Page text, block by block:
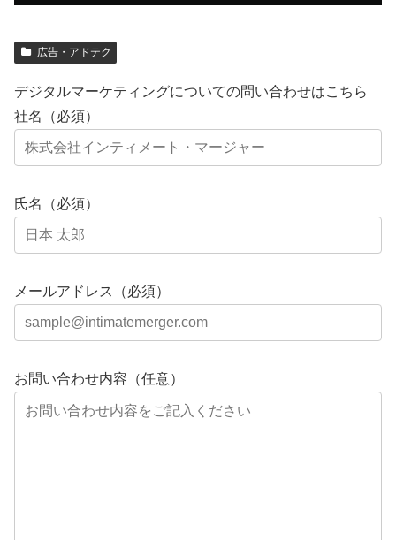
広告・アドテク
デジタルマーケティングについての問い合わせはこちら
社名（必須）
氏名（必須）
メールアドレス（必須）
お問い合わせ内容（任意）